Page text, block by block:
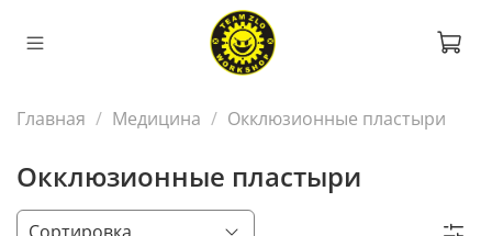
Главная Медицина Окклюзионные пластыри
Окклюзионные пластыри